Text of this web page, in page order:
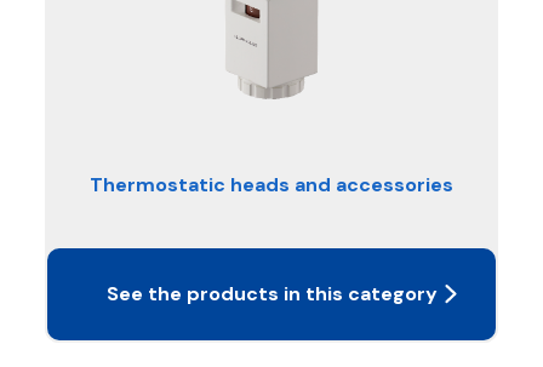
Thermostatic heads and accessories
See the products in this category